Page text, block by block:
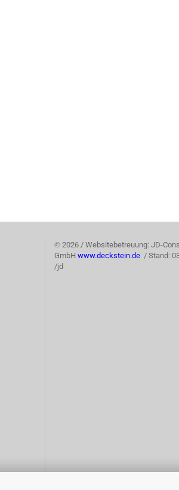
© 2026 / Websitebetreuung: JD-
GmbH www.deckstein.de / Stand:
/jd